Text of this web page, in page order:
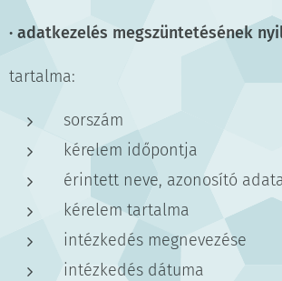
· adatkezelés megszüntetésének
tartalma:
sorszám
kérelem időpontja
érintett neve, azonosító
kérelem tartalma
intézkedés megnevezése
intézkedés dátuma